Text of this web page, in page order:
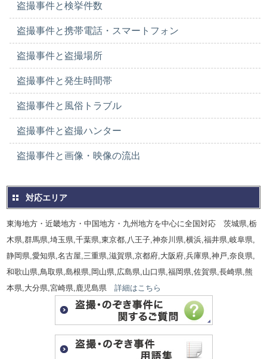
盗撮事件と検挙件数
盗撮事件と携帯電話・スマートフォン
盗撮事件と盗撮場所
盗撮事件と発生時間帯
盗撮事件と風俗トラブル
盗撮事件と盗撮ハンター
盗撮事件と画像・映像の流出
対応エリア
東海地方・近畿地方・中国地方・九州地方を中心に全国対応 茨城県,栃
木県,群馬県,埼玉県,千葉県,東京都,八王子,神奈川県,横浜,福井県,岐阜県,
静岡県,愛知県,名古屋,三重県,滋賀県,京都府,大阪府,兵庫県,神戸,奈良県,
和歌山県,鳥取県,島根県,岡山県,広島県,山口県,福岡県,佐賀県,長崎県,熊
本県,大分県,宮崎県,鹿児島県詳細はこちら